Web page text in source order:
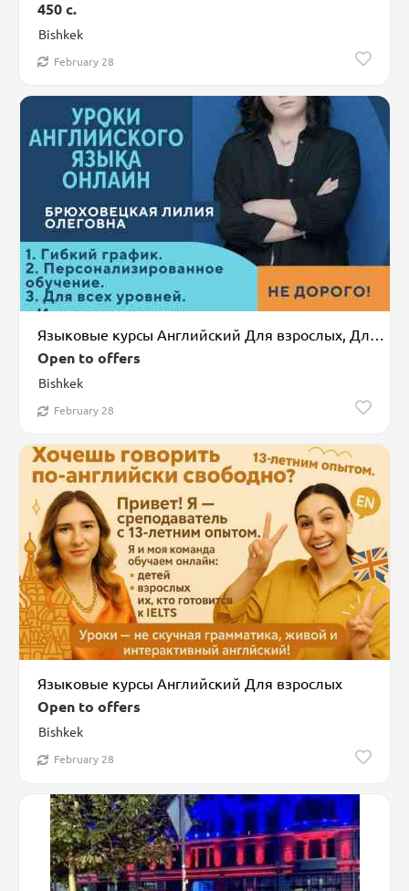
Bishkek
450 c.
February 28
Bishkek
Open to offers
February 28
Языковые курсы Английский Для взрослых
Bishkek
Open to offers
February 28